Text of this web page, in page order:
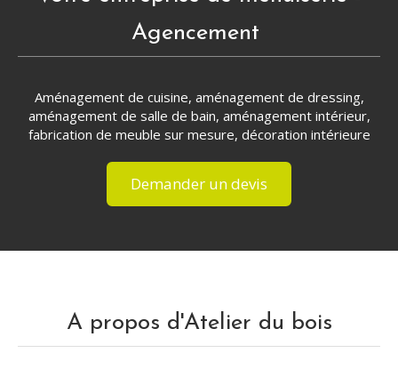
Agencement
Aménagement de cuisine, aménagement de dressing,
aménagement de salle de bain, aménagement intérieur,
fabrication de meuble sur mesure, décoration intérieure
Demander un devis
A propos d'Atelier du bois